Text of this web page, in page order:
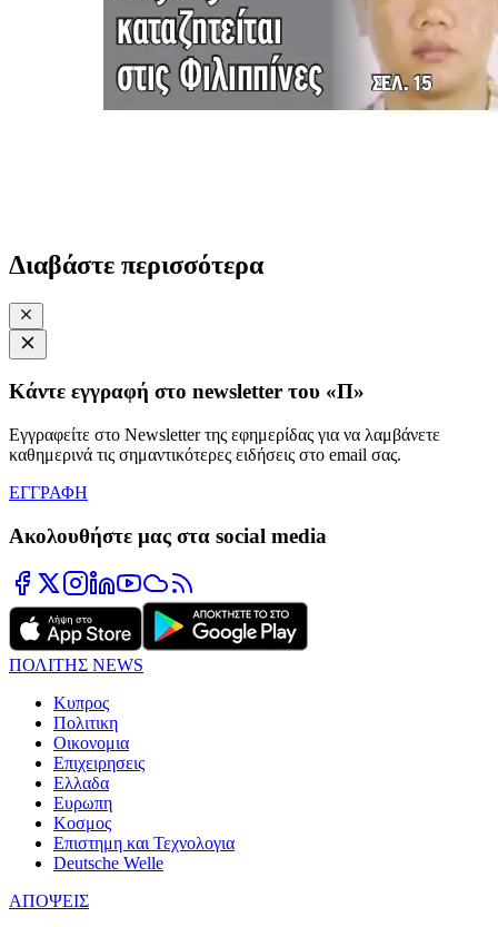
Διαβάστε περισσότερα
Κάντε εγγραφή στο newsletter του «Π»
Εγγραφείτε στο Newsletter της εφημερίδας για να λαμβάνετε
καθημερινά τις σημαντικότερες ειδήσεις στο email σας.
ΕΓΓΡΑΦΗ
Ακολουθήστε μας στα social media
ΠΟΛΙΤΗΣ NEWS
Κυπρος
Πολιτικη
Οικονομια
Επιχειρησεις
Ελλαδα
Ευρωπη
Κοσμος
Επιστημη και Τεχνολογια
Deutsche Welle
ΑΠΟΨΕΙΣ